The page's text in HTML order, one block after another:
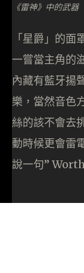
《雷神》中的武器
「星爵」的
一嘗當主角的
內藏有藍牙揚
樂，當然音色
絲的該不會去
動時候更會雷
說一句”